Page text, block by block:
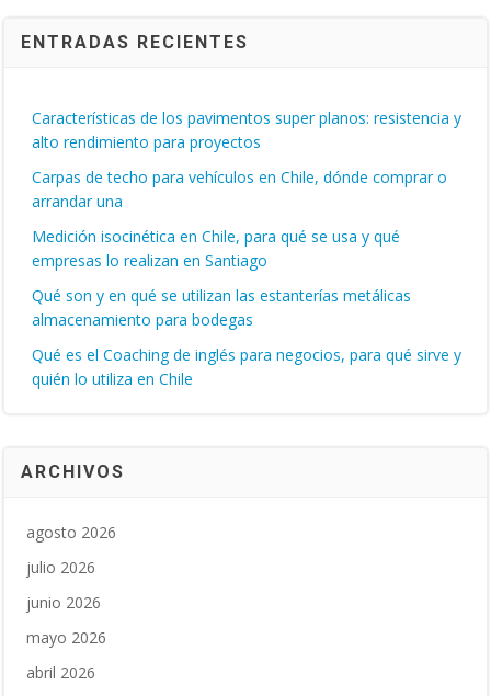
ENTRADAS RECIENTES
Características de los pavimentos super planos: resistencia y
alto rendimiento para proyectos
Carpas de techo para vehículos en Chile, dónde comprar o
arrandar una
Medición isocinética en Chile, para qué se usa y qué
empresas lo realizan en Santiago
Qué son y en qué se utilizan las estanterías metálicas
almacenamiento para bodegas
Qué es el Coaching de inglés para negocios, para qué sirve y
quién lo utiliza en Chile
ARCHIVOS
agosto 2026
julio 2026
junio 2026
mayo 2026
abril 2026